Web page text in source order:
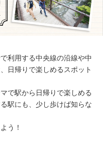
利用する中央線の沿線や中
日帰りで楽しめるスポット
で駅から日帰りで楽しめる
駅にも、少し歩けば知らな
う！